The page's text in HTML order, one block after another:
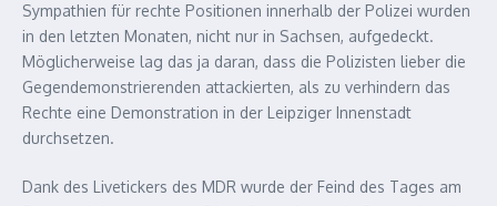
Sympathien für rechte Positionen innerhalb der Polizei wurden
in den letzten Monaten, nicht nur in Sachsen, aufgedeckt.
Möglicherweise lag das ja daran, dass die Polizisten lieber die
Gegendemonstrierenden attackierten, als zu verhindern das
Rechte eine Demonstration in der Leipziger Innenstadt
durchsetzen.
Dank des Livetickers des MDR wurde der Feind des Tages am